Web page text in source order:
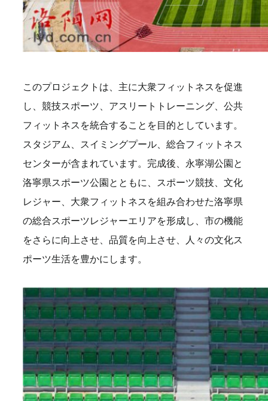
このプロジェクトは、主に大衆フィットネスを促進
し、競技スポーツ、アスリートトレーニング、公共
フィットネスを統合することを目的としています。
スタジアム、スイミングプール、総合フィットネス
センターが含まれています。完成後、永寧湖公園と
洛寧県スポーツ公園とともに、スポーツ競技、文化
レジャー、大衆フィットネスを組み合わせた洛寧県
の総合スポーツレジャーエリアを形成し、市の機能
をさらに向上させ、品質を向上させ、人々の文化ス
ポーツ生活を豊かにします。